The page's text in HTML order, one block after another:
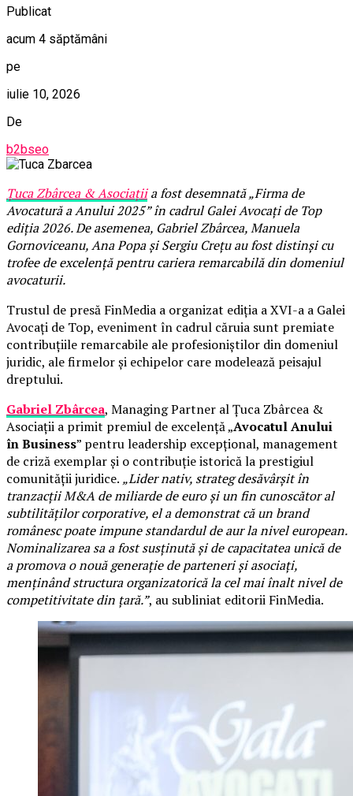
Publicat
acum 4 săptămâni
pe
iulie 10, 2026
De
b2bseo
Țuca Zbârcea & Asociațiia fost desemnată „Firma de
Avocatură a Anului 2025” în cadrul Galei Avocați de Top
ediția 2026. De asemenea, Gabriel Zbârcea, Manuela
Gornoviceanu, Ana Popa și Sergiu Crețu au fost distinși cu
trofee de excelență pentru cariera remarcabilă din domeniul
avocaturii.
Trustul de presă FinMedia a organizat ediția a XVI-a a Galei
Avocați de Top, eveniment în cadrul căruia sunt premiate
contribuțiile remarcabile ale profesioniștilor din domeniul
juridic, ale firmelor și echipelor care modelează peisajul
dreptului.
Gabriel Zbârcea, Managing Partner al Țuca Zbârcea &
Asociații a primit premiul de excelență „Avocatul Anului
în Business” pentru leadership excepțional, management
de criză exemplar și o contribuție istorică la prestigiul
comunității juridice. „Lider nativ, strateg desăvârșit în
tranzacții M&A de miliarde de euro și un fin cunoscător al
subtilităților corporative, el a demonstrat că un brand
românesc poate impune standardul de aur la nivel european.
Nominalizarea sa a fost susținută și de capacitatea unică de
a promova o nouă generație de parteneri și asociați,
menținând structura organizatorică la cel mai înalt nivel de
competitivitate din țară.”, au subliniat editorii FinMedia.